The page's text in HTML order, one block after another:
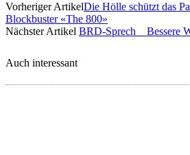
Vorheriger ArtikelDie Hölle schützt das
Blockbuster «The 800»
Nächster Artikel BRD-Sprech _ Bessere
Auch interessant